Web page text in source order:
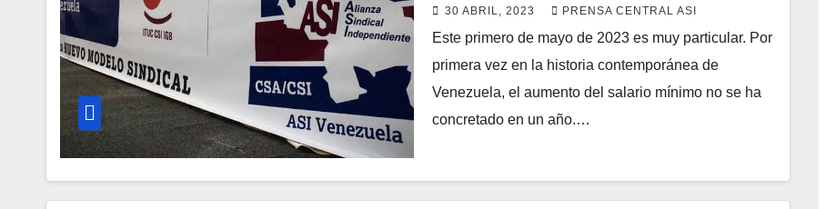
30 ABRIL, 2023 PRENSA CENTRAL ASI
Este primero de mayo de 2023 es muy particular. Por
primera vez en la historia contemporánea de
Venezuela, el aumento del salario mínimo no se ha
concretado en un año.…